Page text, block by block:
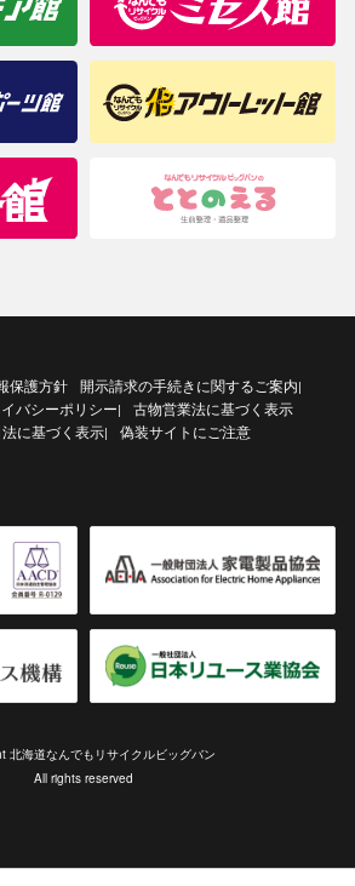
保護方針 開示請求の手続きに関するご案内|
バシーポリシー|
古物営業法に基づく表示
に基づく表示| 偽装サイトにご注意
北海道なんでもリサイクルビッグバン
All rights reserved